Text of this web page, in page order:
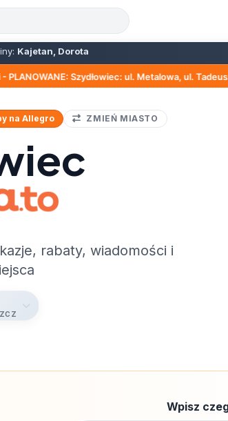
Kajetan, Dorota
ul. Metalowa, ul. Tadeusza
na Allegro ZMIEŃ MIASTO
rabaty, wiadomości i
Wpisz